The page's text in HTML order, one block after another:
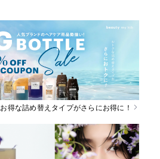
お得な詰め替えタイプがさらにお得に！